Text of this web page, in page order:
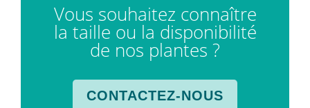
Vous souhaitez connaître
la taille ou la disponibilité
de nos plantes ?
CONTACTEZ-NOUS